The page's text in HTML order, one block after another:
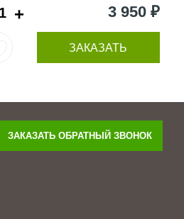
+ 3 950 ₽
ЗАКАЗАТЬ
ЗАКАЗАТЬ ОБРАТНЫЙ ЗВОНОК